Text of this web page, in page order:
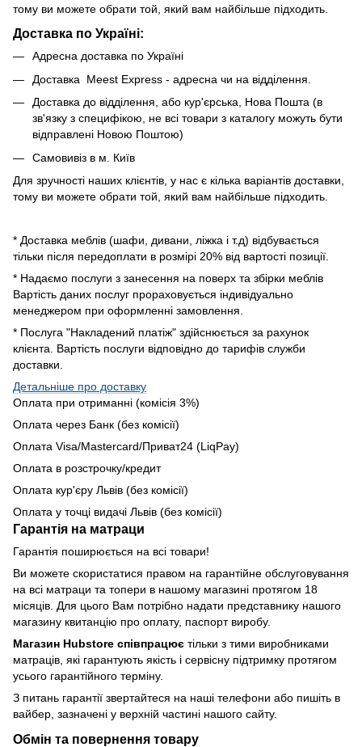
тому ви можете обрати той, який вам найбільше підходить.
Доставка по Україні:
Адресна доставка по Україні
Доставка Meest Express - адресна чи на відділення.
Доставка до відділення, або кур'єрська, Нова Пошта (в
зв'язку з специфікою, не всі товари з каталогу можуть бути
відправлені Новою Поштою)
Самовивіз в м. Київ
Для зручності наших клієнтів, у нас є кілька варіантів доставки,
тому ви можете обрати той, який вам найбільше підходить.
* Доставка меблів (шафи, дивани, ліжка і т.д) відбувається
тільки після передоплати в розмірі 20% від вартості позиції.
* Надаємо послуги з занесення на поверх та збірки меблів
Вартість даних послуг прораховується індивідуально
менеджером при оформленні замовлення.
* Послуга "Накладений платіж" здійснюється за рахунок
клієнта. Вартість послуги відповідно до тарифів служби
доставки.
Детальніше про доставку
Оплата при отриманні (комісія 3%)
Оплата через Банк (без комісії)
Оплата Visa/Mastercard/Приват24 (LiqPay)
Оплата в розстрочку/кредит
Оплата кур'єру Львів (без комісії)
Оплата у точці видачі Львів (без комісії)
Гарантія на матраци
Гарантія поширюється на всі товари!
Ви можете скористатися правом на гарантійне обслуговування
на всі матраци та топери в нашому магазині протягом 18
місяців. Для цього Вам потрібно надати представнику нашого
магазину квитанцію про оплату, паспорт виробу.
Магазин Hubstore співпрацює тільки з тими виробниками
матраців, які гарантують якість і сервісну підтримку протягом
усього гарантійного терміну.
З питань гарантії звертайтеся на наші телефони або пишіть в
вайбер, зазначені у верхній частині нашого сайту.
Обмін та повернення товару